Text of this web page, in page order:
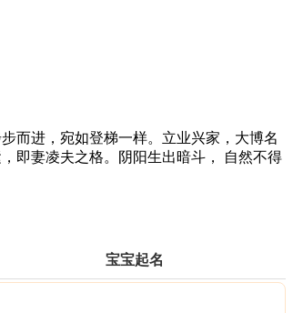
而进，宛如登梯一样。立业兴家，大博名
即妻凌夫之格。阴阳生出暗斗， 自然不得
宝宝起名